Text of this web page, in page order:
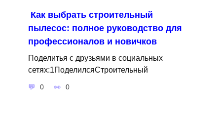
Как выбрать строительный
пылесос: полное руководство для
профессионалов и новичков
Поделитья с друзьями в социальных
сетях:1ПоделилсяСтроительный
0 0